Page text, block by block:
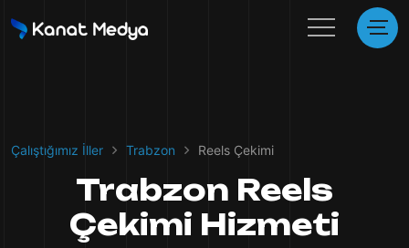
Çalıştığımız İller Trabzon Reels Çekimi
Trabzon Reels
Çekimi Hizmeti